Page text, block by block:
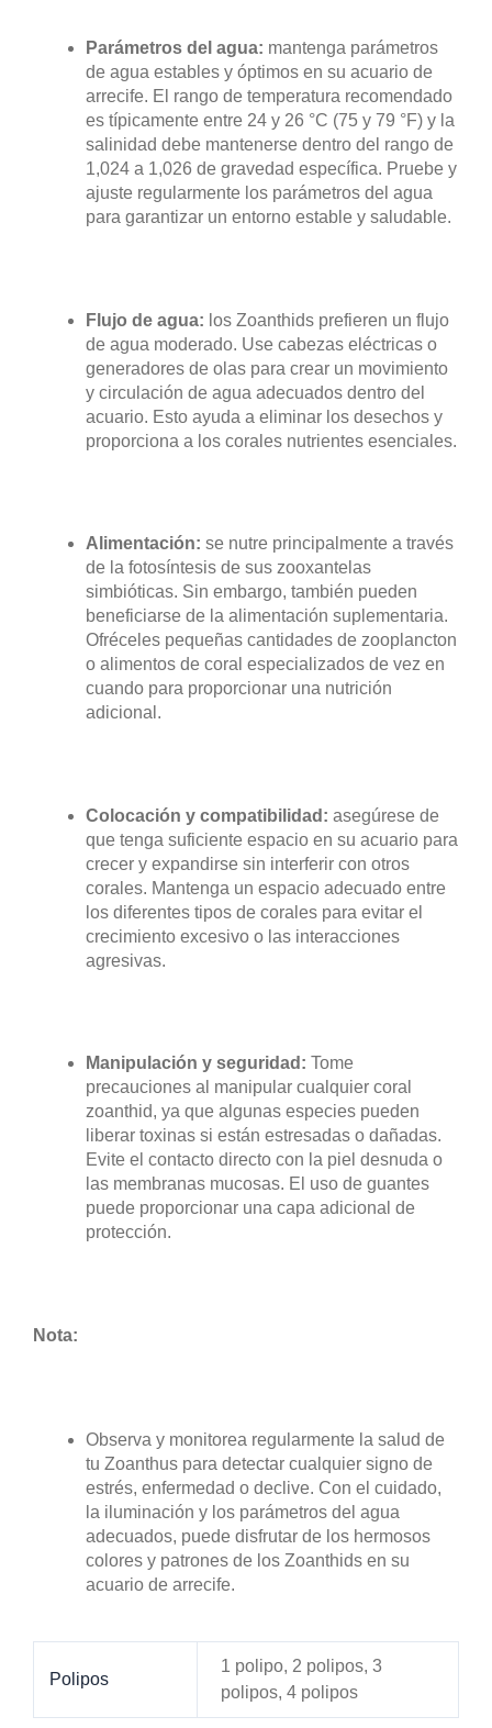
Parámetros del agua: mantenga parámetros
de agua estables y óptimos en su acuario de
arrecife. El rango de temperatura recomendado
es típicamente entre 24 y 26 °C (75 y 79 °F) y la
salinidad debe mantenerse dentro del rango de
1,024 a 1,026 de gravedad específica. Pruebe y
ajuste regularmente los parámetros del agua
para garantizar un entorno estable y saludable.
Flujo de agua: los Zoanthids prefieren un flujo
de agua moderado. Use cabezas eléctricas o
generadores de olas para crear un movimiento
y circulación de agua adecuados dentro del
acuario. Esto ayuda a eliminar los desechos y
proporciona a los corales nutrientes esenciales.
Alimentación: se nutre principalmente a través
de la fotosíntesis de sus zooxantelas
simbióticas. Sin embargo, también pueden
beneficiarse de la alimentación suplementaria.
Ofréceles pequeñas cantidades de zooplancton
o alimentos de coral especializados de vez en
cuando para proporcionar una nutrición
adicional.
Colocación y compatibilidad: asegúrese de
que tenga suficiente espacio en su acuario para
crecer y expandirse sin interferir con otros
corales. Mantenga un espacio adecuado entre
los diferentes tipos de corales para evitar el
crecimiento excesivo o las interacciones
agresivas.
Manipulación y seguridad: Tome
precauciones al manipular cualquier coral
zoanthid, ya que algunas especies pueden
liberar toxinas si están estresadas o dañadas.
Evite el contacto directo con la piel desnuda o
las membranas mucosas. El uso de guantes
puede proporcionar una capa adicional de
protección.
Nota:
Observa y monitorea regularmente la salud de
tu Zoanthus para detectar cualquier signo de
estrés, enfermedad o declive. Con el cuidado,
la iluminación y los parámetros del agua
adecuados, puede disfrutar de los hermosos
colores y patrones de los Zoanthids en su
acuario de arrecife.
Polipos
1 polipo, 2 polipos, 3
polipos, 4 polipos